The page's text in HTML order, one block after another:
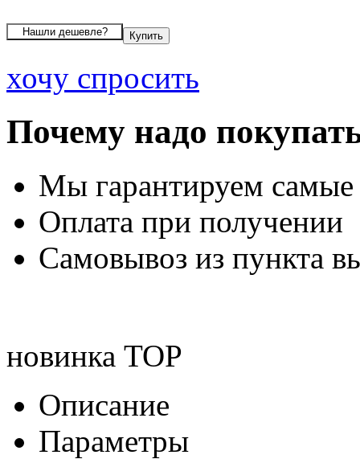
хочу спросить
Почему надо
Мы гарантируем
Оплата при получении
Самовывоз из пункта
новинка TOP
Описание
Параметры